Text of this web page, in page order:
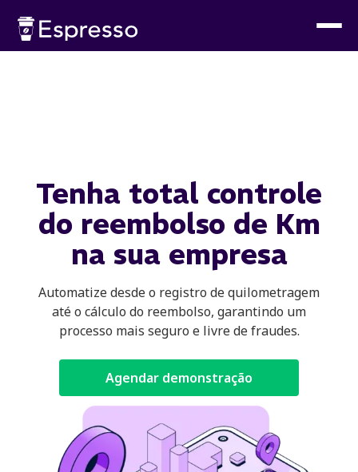
Tenha total controle
do reembolso de Km
na sua empresa
Automatize desde o registro de quilometragem
até o cálculo do reembolso, garantindo um
processo mais seguro e livre de fraudes.
Agendar demonstração